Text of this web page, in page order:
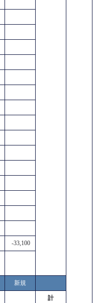
-33,100
新規
計